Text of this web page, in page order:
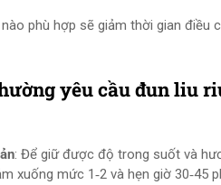
phù hợp sẽ giảm thời gian điều
yêu cầu đun liu
: Để giữ được độ trong suốt và
xuống mức 1‑2 và hẹn giờ